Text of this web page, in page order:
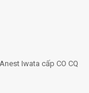
Iwata cấp CO CQ